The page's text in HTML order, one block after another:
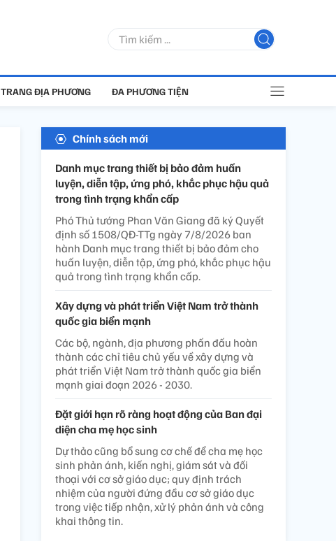
TRANG ĐỊA PHƯƠNG ĐA PHƯƠNG TIỆN
Chính sách mới
Danh mục trang thiết bị bảo đảm huấn
luyện, diễn tập, ứng phó, khắc phục hậu quả
trong tình trạng khẩn cấp
Phó Thủ tướng Phan Văn Giang đã ký Quyết
định số 1508/QĐ-TTg ngày 7/8/2026 ban
hành Danh mục trang thiết bị bảo đảm cho
huấn luyện, diễn tập, ứng phó, khắc phục hậu
quả trong tình trạng khẩn cấp.
Xây dựng và phát triển Việt Nam trở thành
quốc gia biển mạnh
Các bộ, ngành, địa phương phấn đấu hoàn
thành các chỉ tiêu chủ yếu về xây dựng và
phát triển Việt Nam trở thành quốc gia biển
mạnh giai đoạn 2026 - 2030.
Đặt giới hạn rõ ràng hoạt động của Ban đại
diện cha mẹ học sinh
Dự thảo cũng bổ sung cơ chế để cha mẹ học
sinh phản ánh, kiến nghị, giám sát và đối
thoại với cơ sở giáo dục; quy định trách
nhiệm của người đứng đầu cơ sở giáo dục
trong việc tiếp nhận, xử lý phản ánh và công
khai thông tin.